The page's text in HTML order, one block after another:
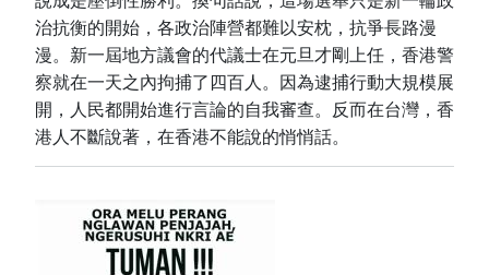
治抗衡的開始，各政治陣營都難以安枕，抗爭長路漫
漫。新一屆地方議會的代議士在元旦才剛上任，香港警
察就在一天之內拘捕了四百人。因為逮捕行動大規模展
開，人民都開始進行言論的自我審查。反而在台灣，香
港人不斷說著，在香港不能說的悄悄話。